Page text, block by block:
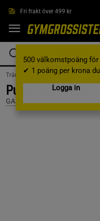
Fri frakt över 499 kr
500 välkomstpoäng
✔ 1 poäng per krona
Logga in
Träningskläder / Träningskläder
Pump Cover Iron
GASP